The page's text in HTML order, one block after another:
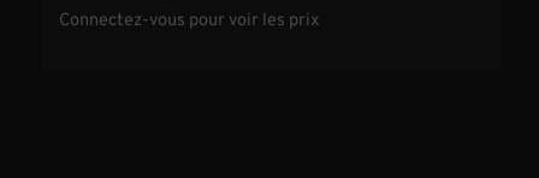
Connectez-vous pour voir les prix